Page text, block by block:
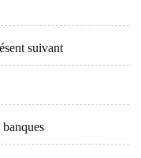
suivant